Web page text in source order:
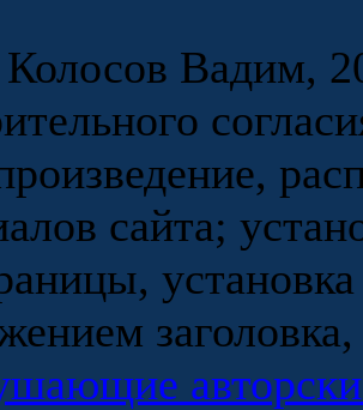
Вадим,
сайта;